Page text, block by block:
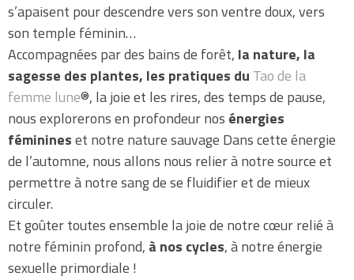
s’apaisent pour descendre vers son ventre doux, vers
son temple féminin…
Accompagnées par des bains de forêt, la nature, la
sagesse des plantes, les pratiques du Tao de la
femme lune®, la joie et les rires, des temps de pause,
nous explorerons en profondeur nos énergies
féminineset notre nature sauvage Dans cette énergie
de l’automne, nous allons nous relier à notre source et
permettre à notre sang de se fluidifier et de mieux
circuler.
Et goûter toutes ensemble la joie de notre cœur relié à
notre féminin profond, à nos cycles, à notre énergie
sexuelle primordiale !